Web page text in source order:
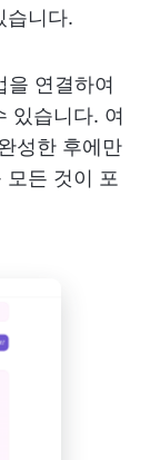
습니다.
을 연결하여
있습니다. 여
성한 후에만
모든 것이 포